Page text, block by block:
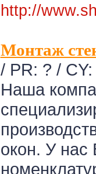
http://
Монтаж
/ PR: ? /
Наша
окон. У